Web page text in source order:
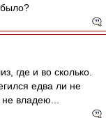
было?
где и во сколько.
едва ли не
владею...